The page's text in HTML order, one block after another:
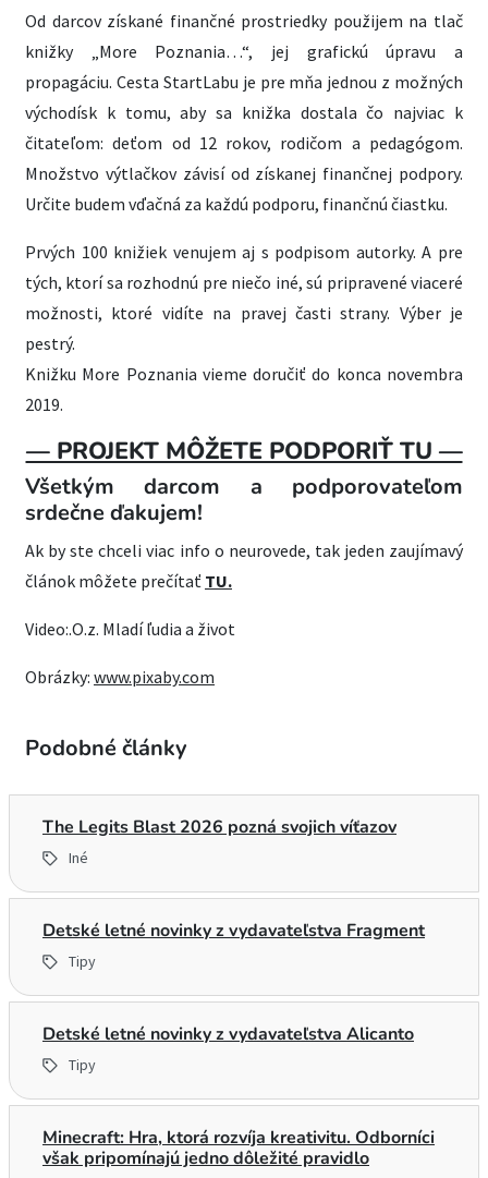
Od darcov získané finančné prostriedky použijem na tlač
knižky „More Poznania…“, jej grafickú úpravu a
propagáciu. Cesta StartLabu je pre mňa jednou z možných
východísk k tomu, aby sa knižka dostala čo najviac k
čitateľom: deťom od 12 rokov, rodičom a pedagógom.
Množstvo výtlačkov závisí od získanej finančnej podpory.
Určite budem vďačná za každú podporu, finančnú čiastku.
Prvých 100 knižiek venujem aj s podpisom autorky. A pre
tých, ktorí sa rozhodnú pre niečo iné, sú pripravené viaceré
možnosti, ktoré vidíte na pravej časti strany. Výber je
pestrý.
Knižku More Poznania vieme doručiť do konca novembra
2019.
— PROJEKT MÔŽETE PODPORIŤ TU —
Všetkým darcom a podporovateľom
srdečne ďakujem!
Ak by ste chceli viac info o neurovede, tak jeden zaujímavý
článok môžete prečítať TU.
Video:.O.z. Mladí ľudia a život
Obrázky: www.pixaby.com
Podobné články
The Legits Blast 2026 pozná svojich víťazov
Iné
Detské letné novinky z vydavateľstva Fragment
Tipy
Detské letné novinky z vydavateľstva Alicanto
Tipy
Minecraft: Hra, ktorá rozvíja kreativitu. Odborníci
však pripomínajú jedno dôležité pravidlo